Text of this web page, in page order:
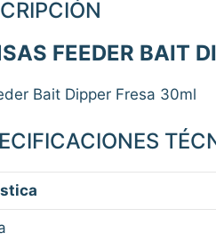
FEEDER BAIT
Bait Dipper Fresa 30ml